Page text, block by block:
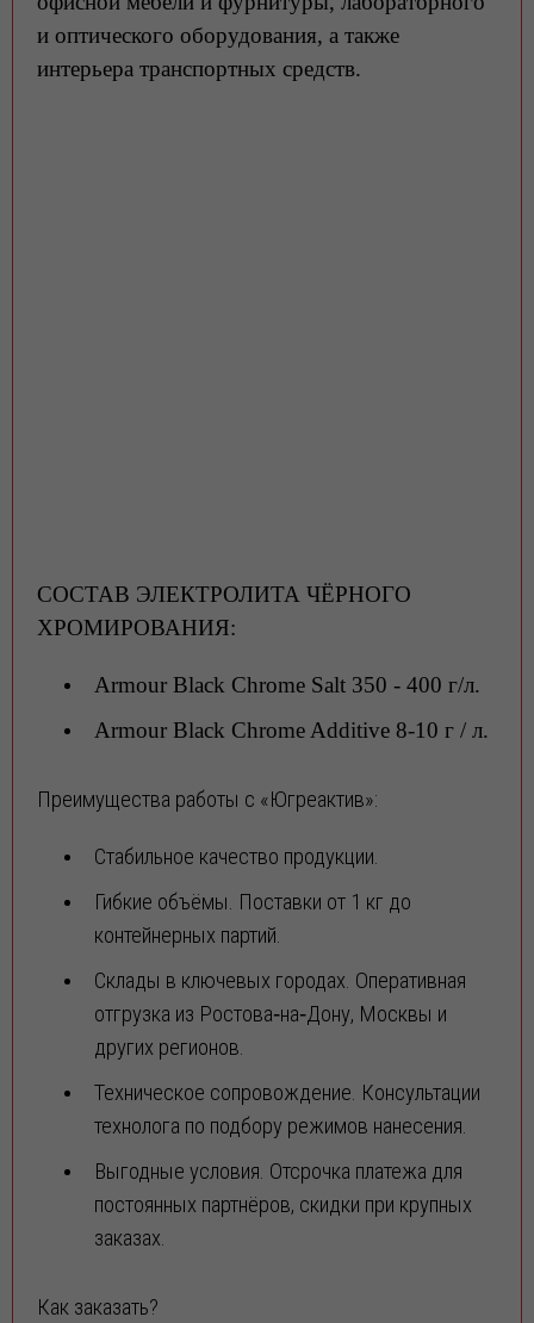
и оптического оборудования, а также
интерьера транспортных средств.
СОСТАВ ЭЛЕКТРОЛИТА ЧЁРНОГО
ХРОМИРОВАНИЯ:
Armour Black Chrome Salt 350 - 400 г/л.
Armour Black Chrome Additive 8-10 г / л.
Преимущества работы с «Югреактив»:
Стабильное качество продукции.
Гибкие объёмы. Поставки от 1 кг до
контейнерных партий.
Склады в ключевых городах. Оперативная
отгрузка из Ростова‑на‑Дону, Москвы и
других регионов.
Техническое сопровождение. Консультации
технолога по подбору режимов нанесения.
Выгодные условия. Отсрочка платежа для
постоянных партнёров, скидки при крупных
заказах.
Как заказать?